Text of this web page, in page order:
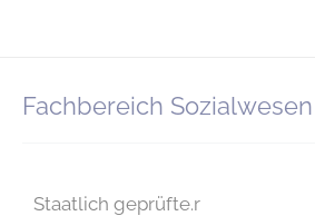
Fachbereich Sozialwesen
Staatlich geprüfte.r